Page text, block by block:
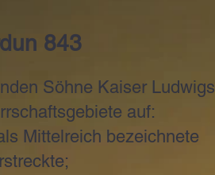
843
Söhne Kaiser Ludwigs
auf:
Mittelreich bezeichnete